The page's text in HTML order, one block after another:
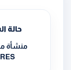
حالة
منشأة